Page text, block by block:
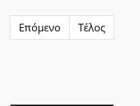
Επόμενο Τέλος